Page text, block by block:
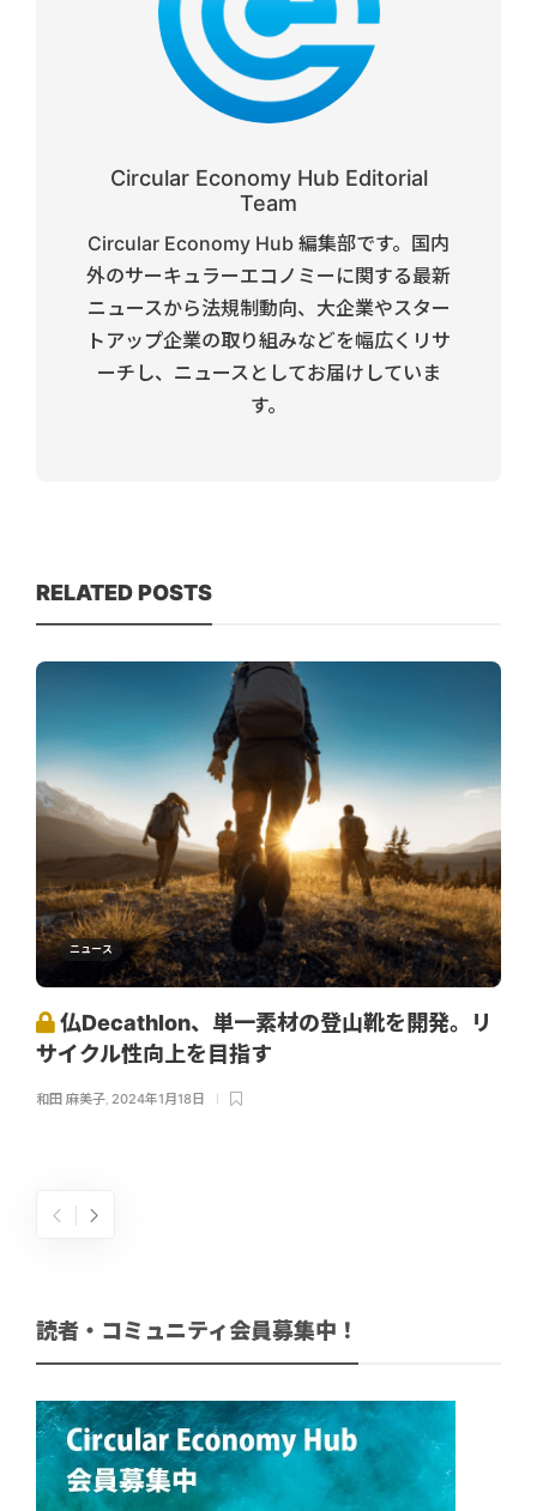
Circular Economy Hub Editorial
Team
Circular Economy Hub 編集部です。国内
外のサーキュラーエコノミーに関する最新
ニュースから法規制動向、大企業やスター
トアップ企業の取り組みなどを幅広くリサ
ーチし、ニュースとしてお届けしていま
す。
RELATED POSTS
ニュース
仏Decathlon、単一素材の登山靴を開発。リ
サイクル性向上を目指す
和田 麻美子, 2024年1月18日
読者・コミュニティ会員募集中！